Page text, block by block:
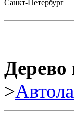
Санкт-Петербург
Дерево
>